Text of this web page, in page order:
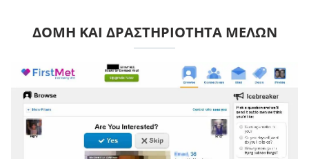
ΔΟΜΉ ΚΑΙ ΔΡΑΣΤΗΡΙΌΤΗΤΑ ΜΕΛΏΝ